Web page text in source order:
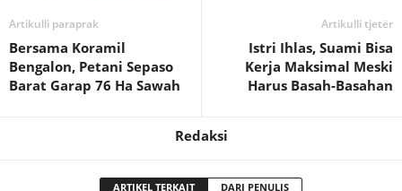
Artikulli paraprak
Bersama Koramil
Bengalon, Petani Sepaso
Barat Garap 76 Ha Sawah
Artikulli tjetër
Istri Ihlas, Suami Bisa
Kerja Maksimal Meski
Harus Basah-Basahan
Redaksi
ARTIKEL TERKAIT DARI PENULIS